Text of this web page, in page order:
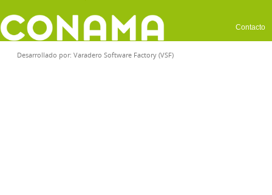
Contacto
Desarrollado por: Varadero Software Factory (VSF)